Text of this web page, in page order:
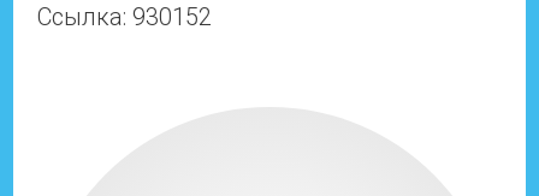
Ссылка: 930152